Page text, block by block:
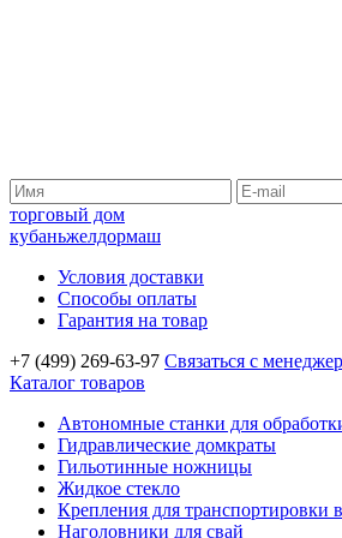
торговый дом
кубаньжелдормаш
Условия доставки
Способы оплаты
Гарантия на товар
+7 (499) 269-63-97 Связаться с
Каталог товаров
Автономные станки для
Гидравлические домкраты
Гильотинные ножницы
Жидкое стекло
Крепления для транспортировки
Наголовники для свай